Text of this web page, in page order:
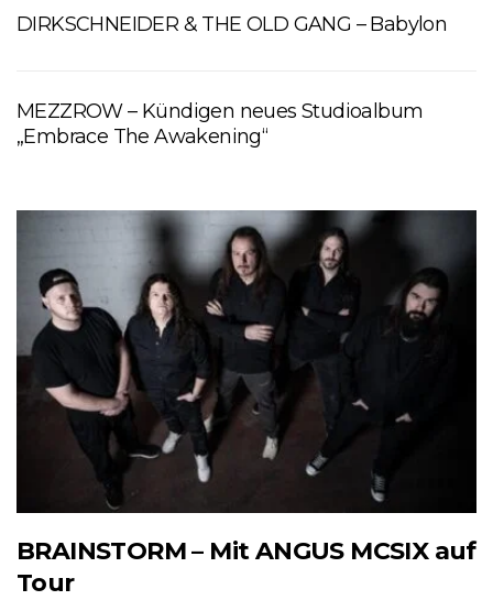
DIRKSCHNEIDER & THE OLD GANG – Babylon
MEZZROW – Kündigen neues Studioalbum
„Embrace The Awakening“
BRAINSTORM – Mit ANGUS MCSIX auf
Tour